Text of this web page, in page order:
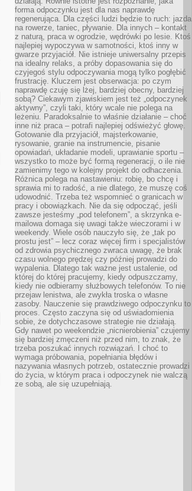
forma odpoczynku jest dla nas naprawdę
regenerująca. Dla części ludzi będzie to ruch: jazda
na rowerze, taniec, pływanie. Dla innych – kontakt
z naturą, praca w ogrodzie, wędrówki po lesie. Ktoś
najlepiej wypoczywa w samotności, ktoś inny w
gwarze przyjaciół. Nie istnieje uniwersalny przepis
na idealny relaks, a próby dopasowania się do
czyjegoś stylu odpoczywania mogą tylko pogłębić
frustrację. Kluczem jest obserwacja: po czym
naprawdę czuję się lżej, bardziej obecny, bardziej
sobą? Ciekawym zjawiskiem jest też „odpoczynek
aktywny”, czyli taki, który wcale nie polega na
leżeniu. Paradoksalnie to właśnie działanie – choć
inne niż praca – potrafi najlepiej odświeżyć głowę.
Gotowanie dla przyjaciół, majsterkowanie,
rysowanie, granie na instrumencie, pisanie
opowiadań, układanie modeli, uprawianie sportu –
wszystko to może być formą regeneracji, o ile nie
zamienimy tego w kolejny projekt do odhaczenia.
Różnica polega na nastawieniu: robię, bo chcę i
sprawia mi to radość, a nie dlatego, że muszę coś
udowodnić. Trzeba też wspomnieć o granicach w
pracy i obowiązkach. Nie da się odpocząć, jeśli
zawsze jesteśmy „pod telefonem”, a skrzynka e-
mailowa domaga się uwagi także wieczorami i w
weekendy. Wiele osób nauczyło się, że „tak po
prostu jest” – lecz coraz więcej firm i specjalistów
od zdrowia psychicznego zwraca uwagę, że brak
czasu wolnego prędzej czy później prowadzi do
wypalenia. Dlatego tak ważne jest ustalenie, od
której do której pracujemy, kiedy odpuszczamy,
kiedy nie odbieramy służbowych telefonów. To nie
przejaw lenistwa, ale zwykła troska o własne
zasoby. Nauczenie się prawdziwego odpoczynku to
proces. Często zaczyna się od uświadomienia
sobie, że dotychczasowe strategie nie działają.
Gdy nawet po weekendzie „nicnierobienia” czujemy
się bardziej zmęczeni niż przed nim, to znak, że
trzeba poszukać innych rozwiązań. I choć to
wymaga próbowania, popełniania błędów i
nazywania własnych potrzeb, ostatecznie prowadzi
do życia, w którym praca i odpoczynek nie walczą
ze sobą, ale się uzupełniają.